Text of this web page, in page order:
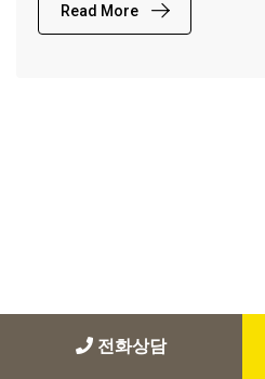
Read More
전화상담